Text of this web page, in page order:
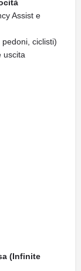
Assist e
ciclisti)
uscita
(Infinite